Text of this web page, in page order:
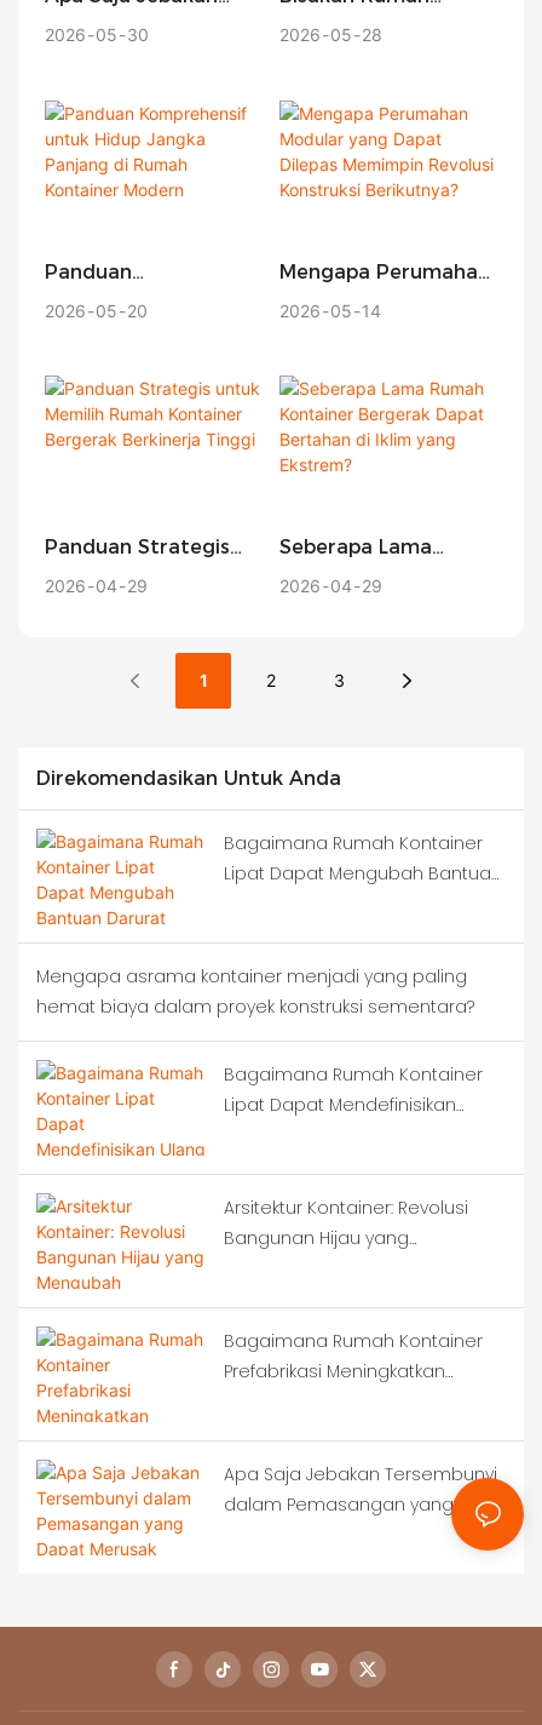
Tersembunyi Dalam
Investasi Sistem
Modular Anda?
2026 05 30
Kontainer Pra-
Global?
2026 05 28
Panduan
Komprehensif Untuk
Kontainer Modern
2026 05 20
Mengapa Perumahan
Modular Yang Dapat
Berikutnya?
2026 05 14
Panduan Strategis
Untuk Memilih Rumah
2026 04 29
Seberapa Lama
Rumah Kontainer
2026 04 29
1 2 3
Direkomendasikan Untuk Anda
Bagaimana Rumah Kontainer
Lipat Dapat Mengubah Bantuan
Mengapa asrama kontainer menjadi yang paling
hemat biaya dalam proyek konstruksi sementara?
Bagaimana Rumah Kontainer
Lipat Dapat Mendefinisikan
Arsitektur Kontainer: Revolusi
Bangunan Hijau yang
Bagaimana Rumah Kontainer
Prefabrikasi Meningkatkan
Apa Saja Jebakan Tersembunyi
dalam Pemasangan yang
Dapat Merusak Investasi Sistem